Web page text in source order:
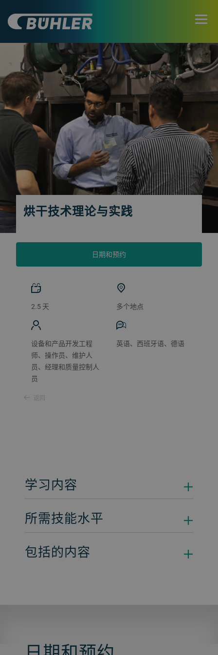
烘干技术理论与实践
日期和预约
2.5 天 多个地点
设备和产品开发工程
师、操作员、维护人
员、经理和质量控制人
员
英语、西班牙语、德语
返回
学习内容
所需技能水平
包括的内容